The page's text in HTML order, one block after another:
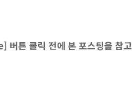
튼 클릭 전에 본 포스팅을 참고